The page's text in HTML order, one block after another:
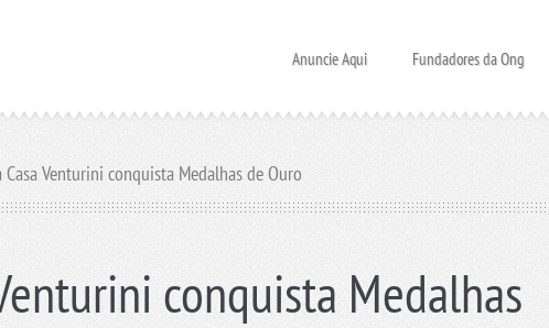
Anuncie Aqui Fundadores da Ong
conquista Medalhas